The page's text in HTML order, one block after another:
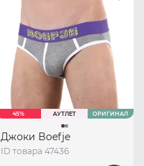
45% АУТЛЕТ ОРИГИНАЛ
Джоки Boefje
ID товара 47436